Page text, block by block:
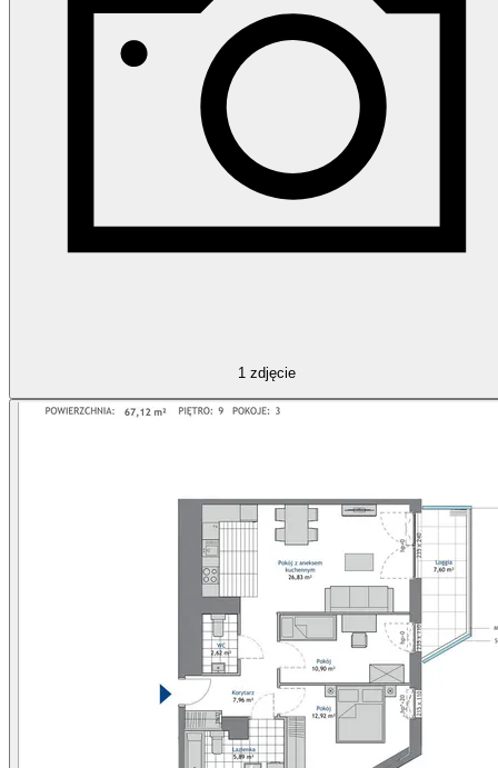
1 zdjęcie